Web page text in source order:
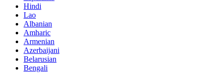
Hindi
Lao
Albanian
Amharic
Armenian
Azerbaijani
Belarusian
Bengali